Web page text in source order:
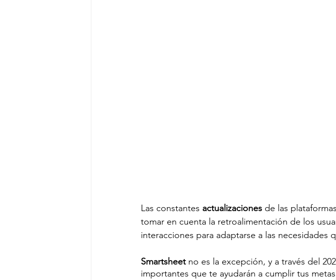
Las constantes actualizaciones de las
tomar en cuenta la retroalimentación de los
interacciones para adaptarse a las necesidades
Smartsheet no es la excepción, y a través del
importantes que te ayudarán a cumplir tus